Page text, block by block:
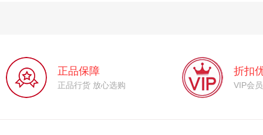
正品保障
正品行货 放心选购
折扣
VIP会